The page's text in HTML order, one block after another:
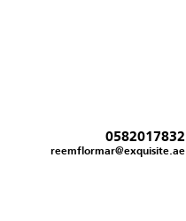
0582017832
reemflormar@exquisite.ae